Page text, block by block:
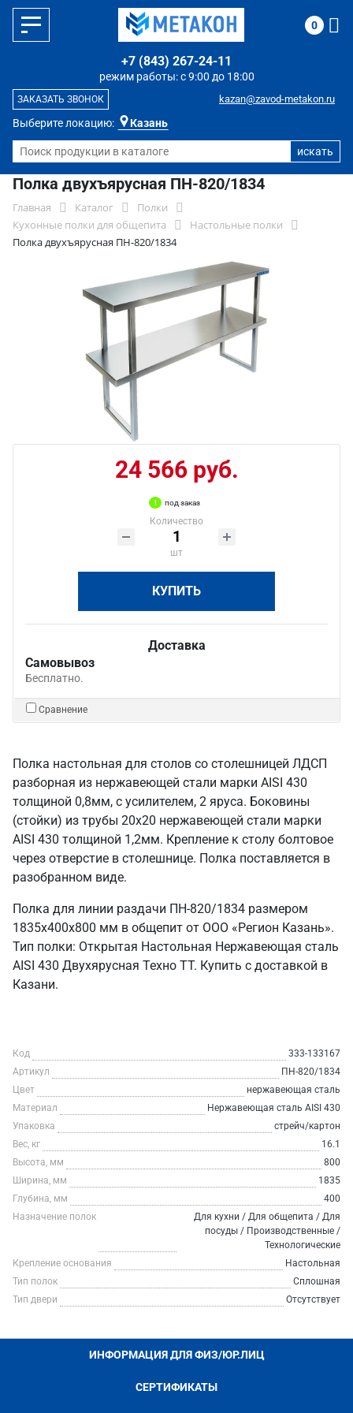
Выберите локацию: Казань
режим работы: с 9:00 до 18:00
+7 (843) 267-24-11
kazan@zavod-metakon.ru
ЗАКАЗАТЬ ЗВОНОК
0
Полка двухъярусная ПН-820/1834
Главная Каталог
Полки
Кухонные полки для общепита
Настольные полки
Полка двухъярусная ПН-820/1834
24 566 руб.
под заказ
Количество
шт
КУПИТЬ
Доставка
Самовывоз
Бесплатно.
Сравнение
Полка настольная для столов со столешницей ЛДСП
разборная из нержавеющей стали марки AISI 430
толщиной 0,8мм, с усилителем, 2 яруса. Боковины
(стойки) из трубы 20х20 нержавеющей стали марки
AISI 430 толщиной 1,2мм. Крепление к столу болтовое
через отверстие в столешнице. Полка поставляется в
разобранном виде.
Полка для линии раздачи ПН-820/1834 размером
1835х400х800 мм в общепит от ООО «Регион Казань».
Тип полки: Открытая Настольная Нержавеющая сталь
AISI 430 Двухярусная Техно ТТ. Купить с доставкой в
Казани.
Код
333-133167
Артикул
ПН-820/1834
Цвет
нержавеющая сталь
Материал
Нержавеющая сталь AISI 430
Упаковка
стрейч/картон
Вес, кг
16.1
Высота, мм
800
Ширина, мм
1835
Глубина, мм
400
Назначение полок
Для кухни / Для общепита / Для
посуды / Производственные /
Технологические
Крепление основания
Настольная
Тип полок
Сплошная
Тип двери
Отсутствует
ИНФОРМАЦИЯ ДЛЯ ФИЗ/ЮР.ЛИЦ
СЕРТИФИКАТЫ